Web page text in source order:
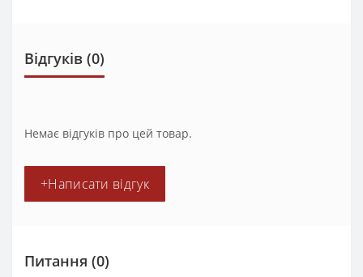
Відгуків (0)
Немає відгуків про цей товар.
+Написати відгук
Питання (0)